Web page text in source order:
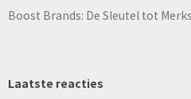
Boost Brands: De Sleutel tot
Laatste reacties